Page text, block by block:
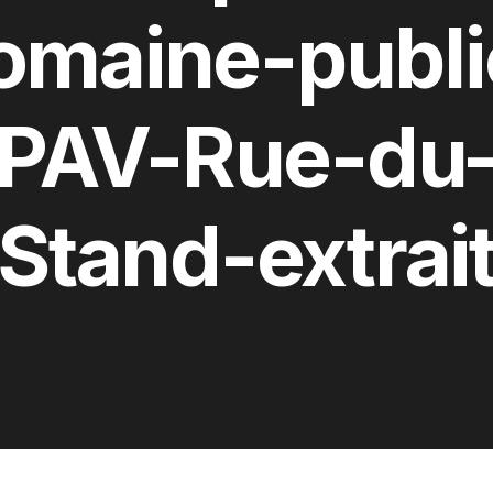
Rue-